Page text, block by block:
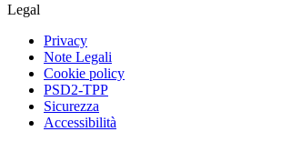
Legal
Privacy
Note Legali
Cookie policy
PSD2-TPP
Sicurezza
Accessibilità